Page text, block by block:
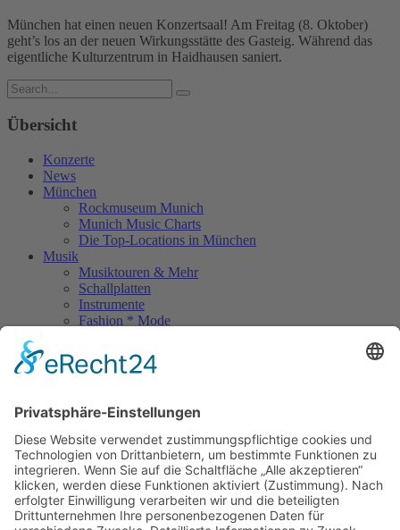
München hat einen neuen Konzertsaal! Am Freitag (8. Oktober)
geht’s los an der neuen Wirkungsstätte des Gasteig. Während das
eigentliche Kulturzentrum in Haidhausen saniert.
Übersicht
Konzerte
News
München
Rockmuseum Munich
Munich Music Charts
Die Top-Locations in München
Musik
Musiktouren & Mehr
Schallplatten
Instrumente
Fashion * Mode
Rock Memories II
Stones Day München
Unerhört
The Lost 80s Tapes
Über uns
Kontakt
Neueste Beiträge